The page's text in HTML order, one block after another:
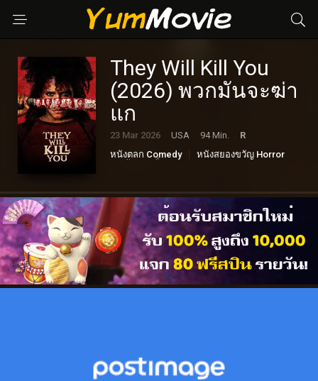
They Will Kill You
(2026) พวกมันจะฆ่า
แก
23 Mar 2026 USA 94 Min.
R
หนังตลก Comedy
หนังสยองขวัญ Horror